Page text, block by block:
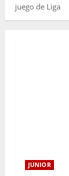
juego de Liga
JUNIOR